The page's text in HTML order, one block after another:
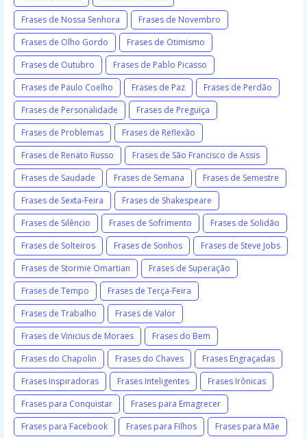
Frases de Nossa Senhora
Frases de Novembro
Frases de Olho Gordo
Frases de Otimismo
Frases de Outubro
Frases de Pablo Picasso
Frases de Paulo Coelho
Frases de Paz
Frases de Perdão
Frases de Personalidade
Frases de Preguiça
Frases de Problemas
Frases de Reflexão
Frases de Renato Russo
Frases de São Francisco de Assis
Frases de Saudade
Frases de Semana
Frases de Semestre
Frases de Sexta-Feira
Frases de Shakespeare
Frases de Silêncio
Frases de Sofrimento
Frases de Solidão
Frases de Solteiros
Frases de Sonhos
Frases de Steve Jobs
Frases de Stormie Omartian
Frases de Superação
Frases de Tempo
Frases de Terça-Feira
Frases de Trabalho
Frases de Valor
Frases de Vinicius de Moraes
Frases do Bem
Frases do Chapolin
Frases do Chaves
Frases Engraçadas
Frases Inspiradoras
Frases Inteligentes
Frases Irônicas
Frases para Conquistar
Frases para Emagrecer
Frases para Facebook
Frases para Filhos
Frases para Mãe